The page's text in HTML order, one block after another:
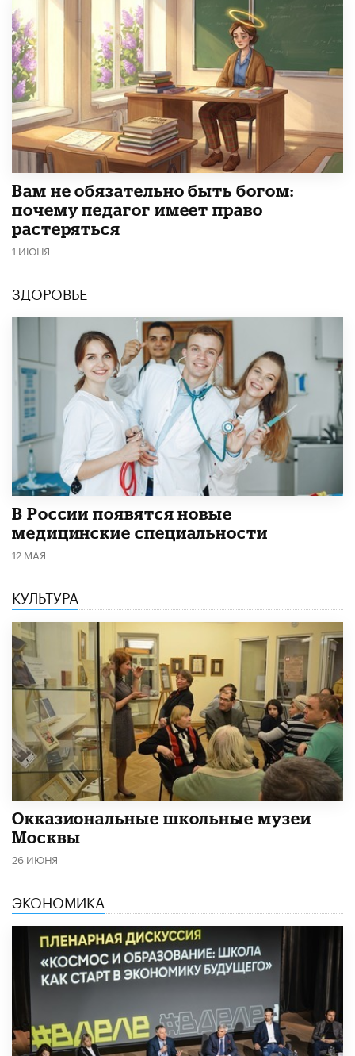
​Вам не обязательно быть богом:
почему педагог имеет право
растеряться
1 ИЮНЯ
ЗДОРОВЬЕ
В России появятся новые
медицинские специальности
12 МАЯ
КУЛЬТУРА
​Окказиональные школьные музеи
Москвы
26 ИЮНЯ
ЭКОНОМИКА